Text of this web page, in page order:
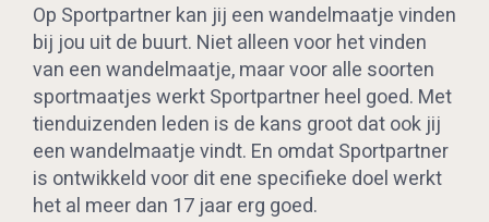
Op Sportpartner kan jij een wandelmaatje vinden
bij jou uit de buurt. Niet alleen voor het vinden
van een wandelmaatje, maar voor alle soorten
sportmaatjes werkt Sportpartner heel goed. Met
tienduizenden leden is de kans groot dat ook jij
een wandelmaatje vindt. En omdat Sportpartner
is ontwikkeld voor dit ene specifieke doel werkt
het al meer dan 17 jaar erg goed.